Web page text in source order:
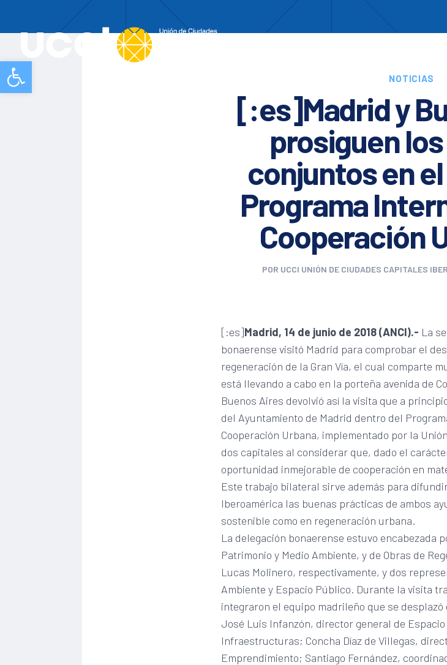
Abrir barra de herramientas NOTICIAS
[:es]Madrid y
prosiguen
conjuntos en
Programa
Cooperación
POR UCCI UNIÓN DE CIUDADES CAPITALES
[:es]Madrid, 14 de junio de 2018 (ANCI).- La
bonaerense visitó Madrid para comprobar el
regeneración de la Gran Vía, el cual comparte
está llevando a cabo en la porteña avenida de
Buenos Aires devolvió así la visita que a
del Ayuntamiento de Madrid dentro del
Cooperación Urbana, implementado por la
dos capitales al considerar que, dado el
oportunidad inmejorable de cooperación en
Este trabajo bilateral sirve además para
Iberoamérica las buenas prácticas de ambos
sostenible como en regeneración urbana.
La delegación bonaerense estuvo encabezada
Patrimonio y Medio Ambiente, y de Obras de
Lucas Molinero, respectivamente, y dos
Ambiente y Espacio Público. Durante la visita
integraron el equipo madrileño que se
José Luis Infanzón, director general de
Infraestructuras; Concha Díaz de Villegas,
Emprendimiento; Santiago Fernández,